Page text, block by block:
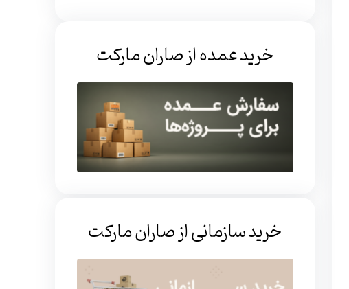
خرید عمده از صاران مارکت
خرید سازمانی از صاران مارکت